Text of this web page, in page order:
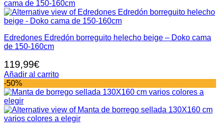
Edredones Edredón borreguito helecho beige – Doko cama
de 150-160cm
119,99€
Añadir al carrito
-50%